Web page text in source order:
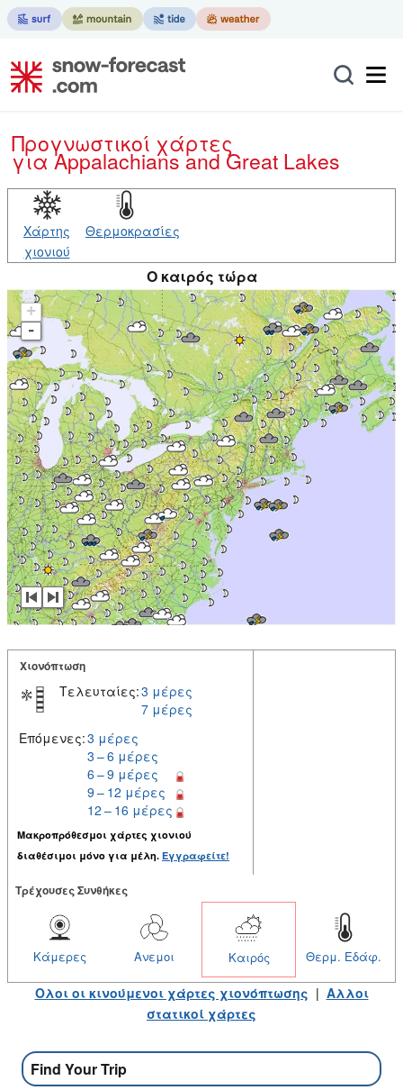
Προγνωστικοί χάρτες
για Appalachians and Great Lakes
Χάρτης
χιονιού
Θερμοκρασίες
O καιρός τώρα
+
-
Χιονόπτωση
Τελευταίες:3 μέρες
7 μέρες
Επόμενες:3 μέρες
3 – 6 μέρες
6 – 9 μέρες
9 – 12 μέρες
12 – 16 μέρες
Μακροπρόθεσμοι χάρτες χιονιού
διαθέσιμοι μόνο για μέλη. Εγγραφείτε!
Tρέχουσες Συνθήκες
Θερμ. Εδάφ.
Καιρός
Ανεμοι
Κάμερες
Ολοι οι κινούμενοι χάρτες χιονόπτωσης | Αλλοι
στατικοί χάρτες
Find Your Trip